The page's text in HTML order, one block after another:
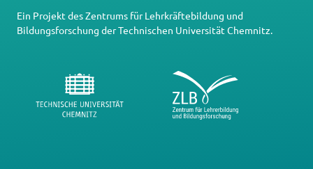
Ein Projekt desZentrums für Lehrkräftebildung und
Bildungsforschung derTechnischen Universität Chemnitz.